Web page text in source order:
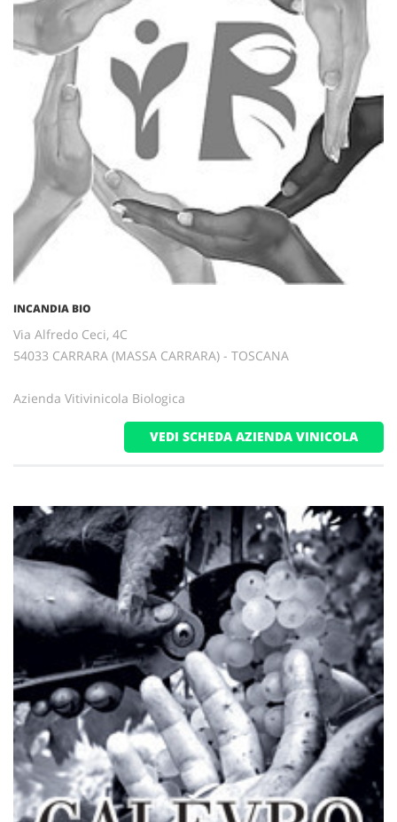
INCANDIA BIO
Via Alfredo Ceci, 4C
54033 CARRARA (MASSA CARRARA) - TOSCANA
Azienda Vitivinicola Biologica
VEDI SCHEDA AZIENDA VINICOLA